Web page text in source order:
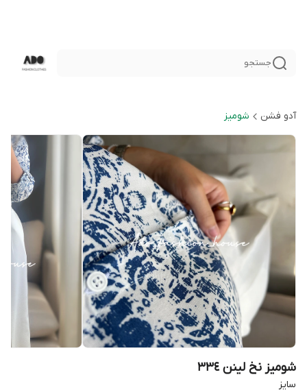
جستجو
آدو فشن شوميز
شومیز نخ لینن ٣٣٤
سايز